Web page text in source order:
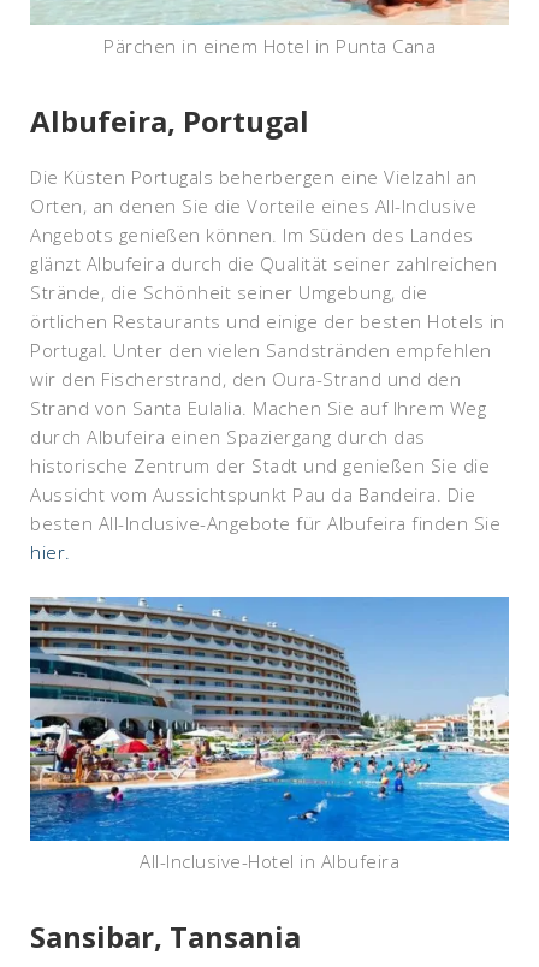
Pärchen in einem Hotel in Punta Cana
Albufeira, Portugal
Die Küsten Portugals beherbergen eine Vielzahl an
Orten, an denen Sie die Vorteile eines All-Inclusive
Angebots genießen können. Im Süden des Landes
glänzt Albufeira durch die Qualität seiner zahlreichen
Strände, die Schönheit seiner Umgebung, die
örtlichen Restaurants und einige der besten Hotels in
Portugal. Unter den vielen Sandstränden empfehlen
wir den Fischerstrand, den Oura-Strand und den
Strand von Santa Eulalia. Machen Sie auf Ihrem Weg
durch Albufeira einen Spaziergang durch das
historische Zentrum der Stadt und genießen Sie die
Aussicht vom Aussichtspunkt Pau da Bandeira. Die
besten All-Inclusive-Angebote für Albufeira finden Sie
hier.
All-Inclusive-Hotel in Albufeira
Sansibar, Tansania